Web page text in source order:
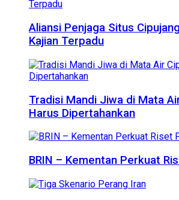
Aliansi Penjaga Situs
Kajian Terpadu
Tradisi Mandi Jiwa di Mata
Harus Dipertahankan
BRIN – Kementan Perkuat